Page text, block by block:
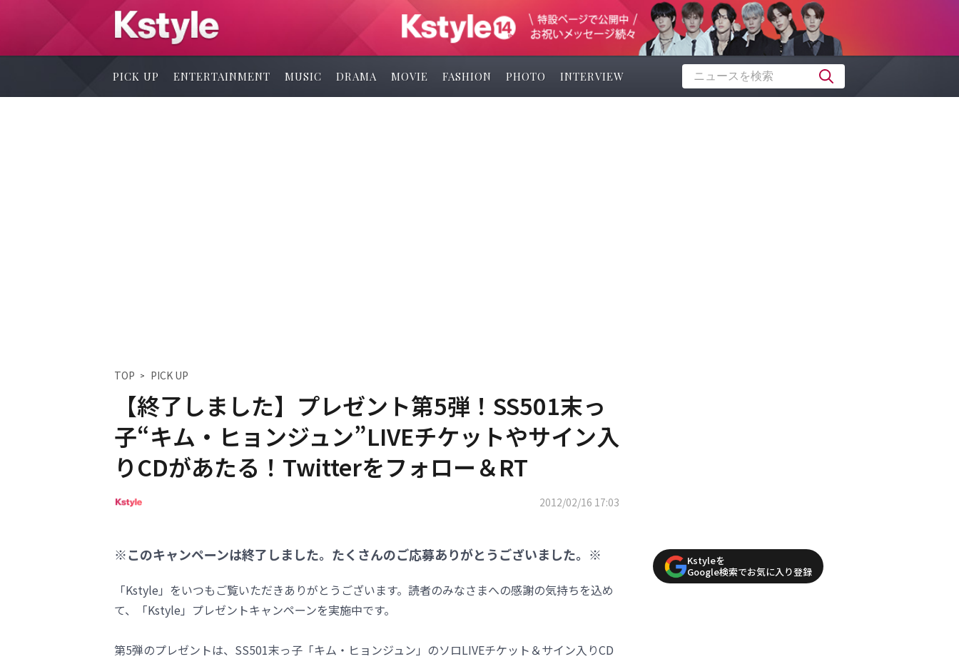
PICK UP ENTERTAINMENT MUSIC DRAMA MOVIE FASHION PHOTO INTERVIEW
TOP PICK UP
【終了しました】プレゼント第5弾！SS501末っ
子“キム・ヒョンジュン”LIVEチケットやサイン入
りCDがあたる！Twitterをフォロー＆RT
2012/02/16 17:03
※このキャンペーンは終了しました。たくさんのご応募ありがとうございました。※
「Kstyle」をいつもご覧いただきありがとうございます。読者のみなさまへの感謝の気持ちを込め
て、「Kstyle」プレゼントキャンペーンを実施中です。
第5弾のプレゼントは、SS501末っ子「キム・ヒョンジュン」のソロLIVEチケット＆サイン入りCD
Kstyleを
Google検索でお気に入り登録